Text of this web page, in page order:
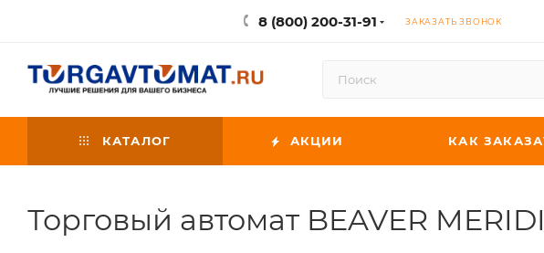
8 (800) 200-31-91 ЗАКАЗАТЬ ЗВОНОК
КАТАЛОГ АКЦИИ КАК
Торговый автомат BEAVER